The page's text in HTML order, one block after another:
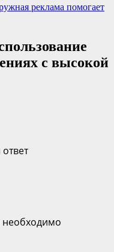
реклама помогает
с высокой
необходимо